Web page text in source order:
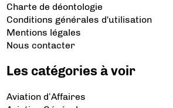
Charte de déontologie
Conditions générales d'utilisation
Mentions légales
Nous contacter
Les catégories à voir
Aviation d’Affaires